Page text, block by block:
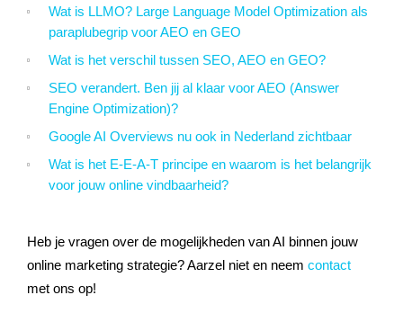
Wat is LLMO? Large Language Model Optimization als
paraplubegrip voor AEO en GEO
Wat is het verschil tussen SEO, AEO en GEO?
SEO verandert. Ben jij al klaar voor AEO (Answer
Engine Optimization)?
Google AI Overviews nu ook in Nederland zichtbaar
Wat is het E-E-A-T principe en waarom is het belangrijk
voor jouw online vindbaarheid?
Heb je vragen over de mogelijkheden van AI binnen jouw
online marketing strategie? Aarzel niet en neem contact
met ons op!